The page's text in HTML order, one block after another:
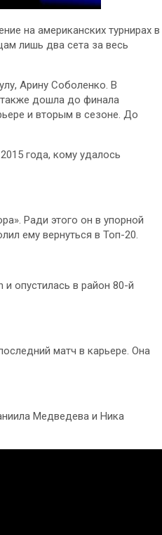
на американских турнирах в
лишь два сета за весь
Арину Соболенко. В
дошла до финала
и вторым в сезоне. До
года, кому удалось
Ради этого он в упорной
ему вернуться в Топ-20.
и опустилась в район 80-й
матч в карьере. Она
Медведева и Ника